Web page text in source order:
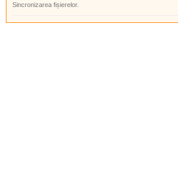
Sincronizarea fișierelor.